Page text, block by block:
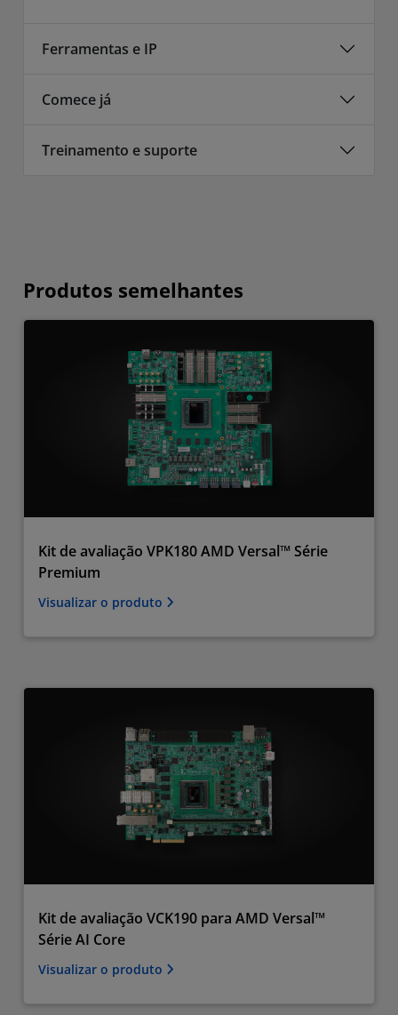
Ferramentas e IP
Comece já
Treinamento e suporte
Produtos semelhantes
Kit de avaliação VPK180 AMD Versal™ Série
Premium
Visualizar o produto
Kit de avaliação VCK190 para AMD Versal™
Série AI Core
Visualizar o produto